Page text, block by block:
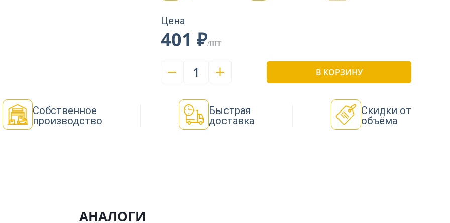
Цена
401 ₽/ШТ
1 В КОРЗИНУ
Собственное
производство
Быстрая
доставка
Скидки от
объёма
АНАЛОГИ